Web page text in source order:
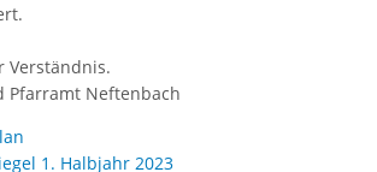
Verständnis.
Pfarramt Neftenbach
1. Halbjahr 2023